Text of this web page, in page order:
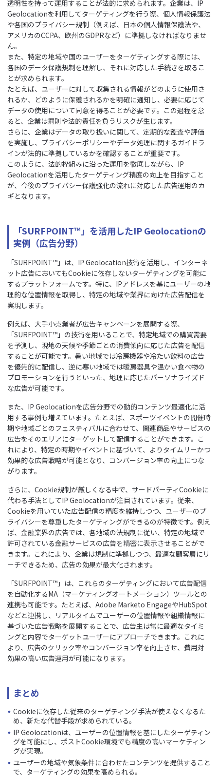
透明性を持って運用することが法的に求められます。企業は、IP
Geolocationを利用してターゲティングを行う際、個人情報保護法
や各国のプライバシー規制（例えば、日本の個人情報保護法や、
アメリカのCCPA、欧州のGDPRなど）に準拠しなければなりませ
ん。
また、特定の地域や国のユーザーをターゲティングする際には、
各国のデータ保護規制を理解し、それに対応した手続きを取るこ
とが求められます。
たとえば、ユーザーに対して収集される情報がどのように使用さ
れるか、どのように保護されるかを明確に通知し、必要に応じて
データの使用について同意を得ることが必要です。この過程を怠
ると、企業は罰則や法的責任を負うリスクが生じます。
さらに、企業はデータの取り扱いに関して、定期的な監査や評価
を実施し、プライバシーポリシーやデータ処理に関するガイドラ
インが法的に準拠しているかを確認することが重要です。
このように、法的枠組みに沿った運用を徹底しながら、IP
Geolocationを活用したターゲティング精度の向上を目指すこと
が、今後のプライバシー保護強化の流れに対応した広告運用のカ
ギとなります。
「SURFPOINT™」を活用したIP Geolocationの
実例（広告分野）
「SURFPOINT™」は、IP Geolocation技術を活用し、インターネ
ット広告においてもCookieに依存しないターゲティングを可能に
するプラットフォームです。特に、IPアドレスを基にユーザーの地
理的な位置情報を取得し、特定の地域や業界に向けた広告配信を
実現します。
例えば、大手小売業者が広告キャンペーンを展開する際、
「SURFPOINT™」の技術を用いることで、特定地域での購買需要
を予測し、現地の天候や季節ごとの消費傾向に応じた広告を配信
することが可能です。暑い地域では冷房機器や冷たい飲料の広告
を優先的に配信し、逆に寒い地域では暖房器具や温かい食べ物の
プロモーションを行うといった、地理に応じたパーソナライズド
な広告が可能です。
また、IP Geolocationを広告分野での動的コンテンツ最適化に活
用する事例も増えています。たとえば、スポーツイベントの開催時
期や地域ごとのフェスティバルに合わせて、関連商品やサービスの
広告をそのエリアにターゲットして配信することができます。こ
れにより、特定の時期やイベントに基づいて、よりタイムリーかつ
効果的な広告戦略が可能となり、コンバージョン率の向上につな
がります。
さらに、Cookie規制が厳しくなる中で、サードパーティCookieに
代わる手法としてIP Geolocationが注目されています。従来、
Cookieを用いていた広告配信の精度を維持しつつ、ユーザーのプ
ライバシーを尊重したターゲティングができるのが特徴です。例え
ば、金融業界の広告では、各地域の法規制に従い、特定の地域で
許可されている金融サービスの広告を精密に表示させることがで
きます。これにより、企業は規制に準拠しつつ、最適な顧客層にリ
ーチできるため、広告の効果が最大化されます。
「SURFPOINT™」は、これらのターゲティングにおいて広告配信
を自動化するMA（マーケティングオートメーション）ツールとの
連携も可能です。たとえば、Adobe Marketo EngageやHubSpot
などと連携し、リアルタイムでユーザーの位置情報や組織情報に
基づいた広告戦略を展開することで、広告主は常に最適なタイミ
ングと内容でターゲットユーザーにアプローチできます。これに
より、広告のクリック率やコンバージョン率を向上させ、費用対
効果の高い広告運用が可能になります。
まとめ
Cookieに依存した従来のターゲティング手法が使えなくなるた
め、新たな代替手段が求められている。
IP Geolocationは、ユーザーの位置情報を基にしたターゲティン
グを可能にし、ポストCookie環境でも精度の高いマーケティン
グが実現。
ユーザーの地域や気象条件に合わせたコンテンツを提供すること
で、ターゲティングの効果を高められる。